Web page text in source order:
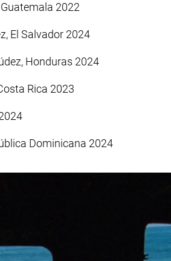
2022
El Salvador 2024
Honduras 2024
Rica 2023
Dominicana 2024